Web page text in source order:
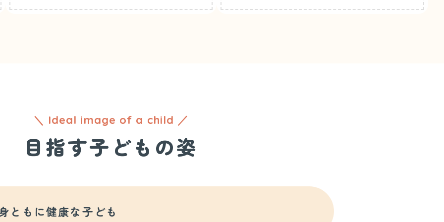
＼ Ideal image of a child ／
目指す子どもの姿
ともに健康な子ども